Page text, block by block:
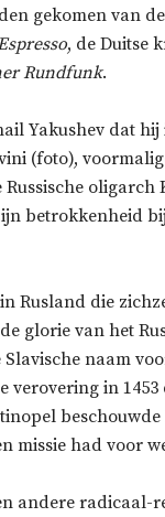
gekomen van
, de Duitse
Rundfunk.
Yakushev dat hij
(foto),
oligarch
betrokkenheid
Rusland die
glorie van het
Slavische naam
verovering in
missie had voor
andere radicaal-